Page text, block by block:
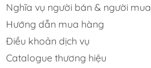
Nghĩa vụ người bán & người mua
Hướng dẫn mua hàng
Điều khoản dịch vụ
Catalogue thương hiệu